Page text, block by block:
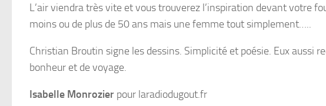
L’air viendra très vite et vous trouverez l’inspiration devant votre
moins ou de plus de 50 ans mais une femme tout simplement…..
Christian Broutin signe les dessins. Simplicité et poésie. Eux aussi
bonheur et de voyage.
Isabelle Monrozier pour laradiodugout.fr